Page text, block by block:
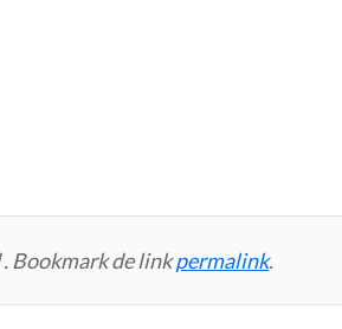
Bookmark de linkpermalink.